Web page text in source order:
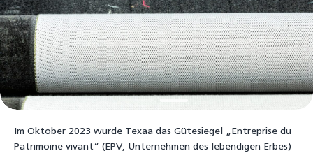
Im Oktober 2023 wurde Texaa das Gütesiegel „Entreprise du
Patrimoine vivant“ (EPV, Unternehmen des lebendigen Erbes)